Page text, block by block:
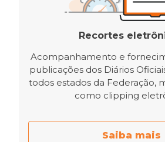
Recortes
Acompanhamento e
publicações dos Diários
todos estados da Federação,
como clipping
Saiba mais